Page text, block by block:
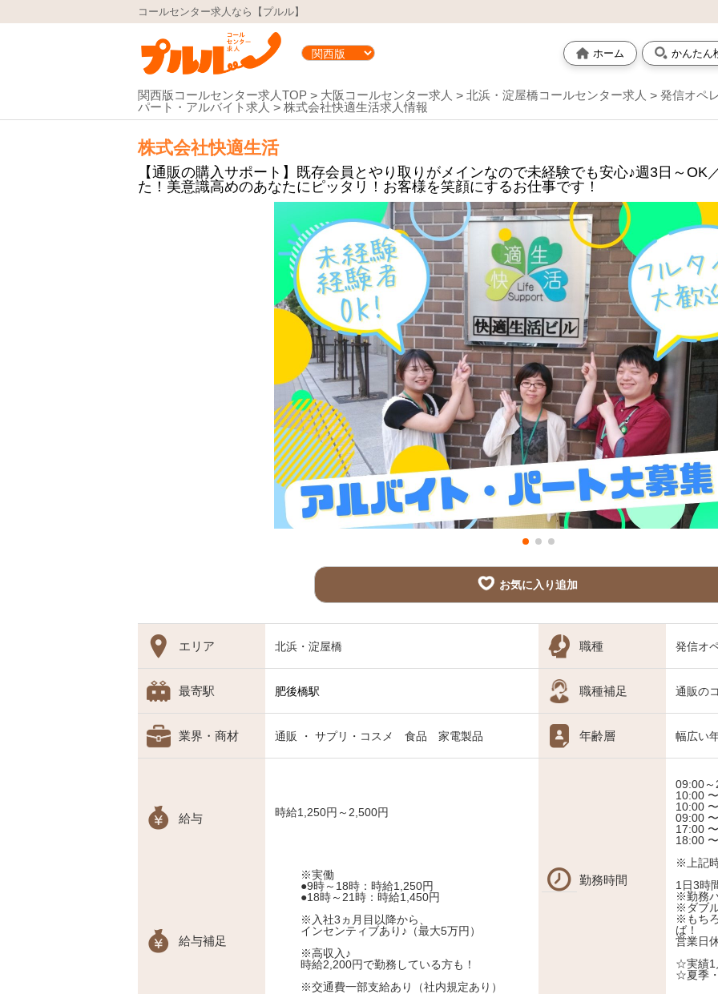
コールセンター求人なら【プルル】
ホーム かんたん
関西版コールセンター求人TOP 大阪コールセンター求人 北浜・淀屋橋コールセンター求人
発信オペ
パート・アルバイト求人
株式会社快適生活求人情報
株式会社快適生活
【通販の購入サポート】既存会員とやり取りがメインなので未経験でも安心♪週3日～
た！美意識高めのあなたにピッタリ！お客様を笑顔にするお仕事です！
お気に入り追加
エリア 北浜・淀屋橋 職種 発信オ
最寄駅 肥後橋駅 職種補足 通販の
業界・商材 通販 ・ サプリ・コスメ 食品 家電製品 年齢層 幅広い
給与
給与補足
時給1,250円～2,500円
※実働
●9時～18時：時給1,250円
●18時～21時：時給1,450円
※入社3ヵ月目以降から、
インセンティブあり♪（最大5万円）
※高収入♪
時給2,200円で勤務している方も！
※交通費一部支給あり（社内規定あり）
勤務時間
09:00
10:00
10:00
09:00
17:00
18:00
※上記
1日3時
※勤務
※ダブ
※もち
ば！
営業日
☆実績1
☆夏季